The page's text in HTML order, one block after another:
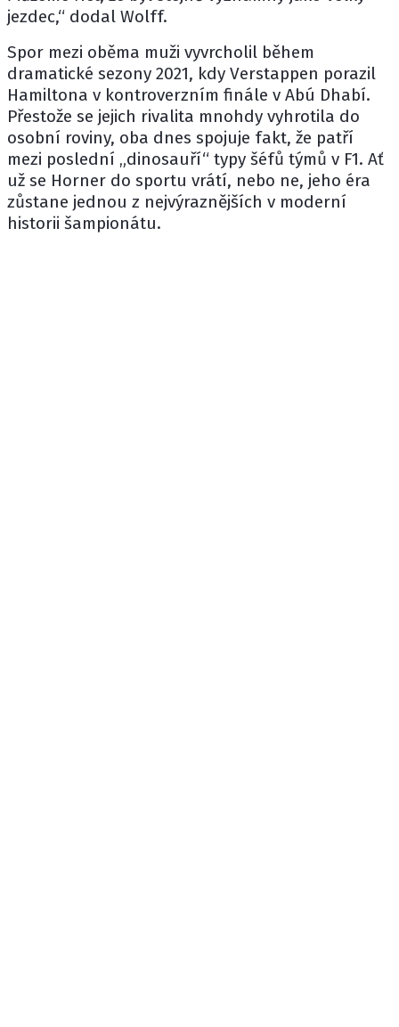
jezdec,“ dodal Wolff.
Spor mezi oběma muži vyvrcholil během
dramatické sezony 2021, kdy Verstappen porazil
Hamiltona v kontroverzním finále v Abú Dhabí.
Přestože se jejich rivalita mnohdy vyhrotila do
osobní roviny, oba dnes spojuje fakt, že patří
mezi poslední „dinosauří“ typy šéfů týmů v F1. Ať
už se Horner do sportu vrátí, nebo ne, jeho éra
zůstane jednou z nejvýraznějších v moderní
historii šampionátu.